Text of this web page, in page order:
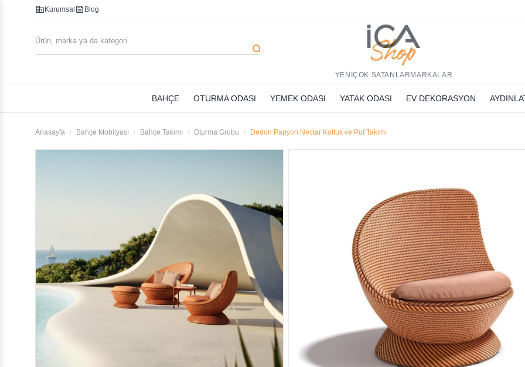
corporate_fare Kurumsal feed Blog
search
YENİÇOK SATANLAR MARKALAR
BAHÇE OTURMA ODASI YEMEK ODASI YATAK ODASI EV DEKORASYON
Anasayfa Bahçe Mobilyası Bahçe Takımı Oturma Grubu Dedon Papyon Nectar Koltuk ve Puf Takımı